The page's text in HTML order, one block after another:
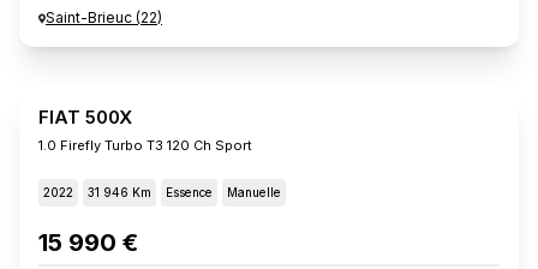
Saint-Brieuc (22)
FIAT 500X
1.0 Firefly Turbo T3 120 Ch Sport
2022 31 946 Km Essence Manuelle
15 990 €